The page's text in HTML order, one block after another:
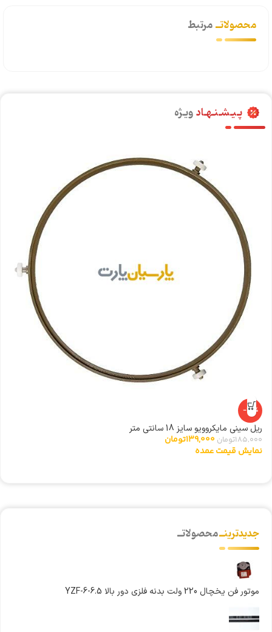
محصولاتــمرتبط
پـیـشـنـهـادویـژه
-25%
ریل سینی مایکروویو سایز 18 سانتی متر
185,000تومان 139,000تومان
نمایش قیمت عمده
جدیدترینــمحصولاتــ
موتور فن یخچال 220 ولت بدنه فلزی دور بالا YZF-6-6.5